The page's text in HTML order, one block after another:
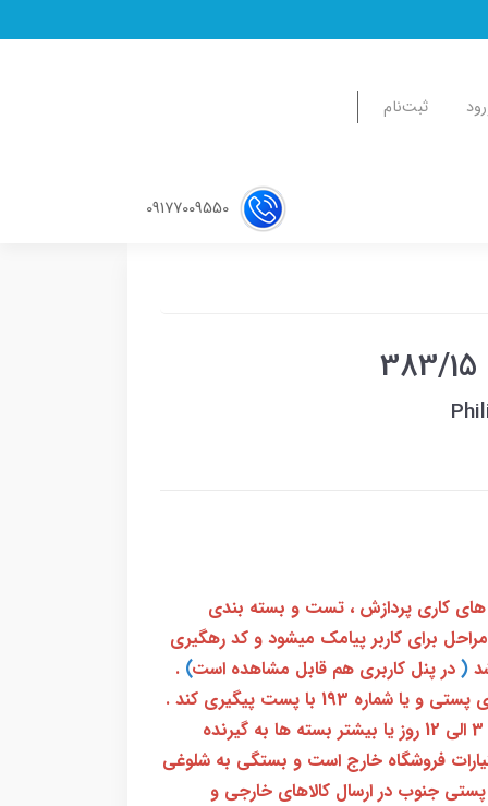
ثبت‌نام
های کاری پردازش ، تست و بسته بندی
برای کاربر پیامک میشود و کد رهگیری
( در پنل کاربری هم قابل مشاهده است)
.
بعد از آن کاربر فقط باید از طریق سامانه رهگیری پستی و یا شماره 193 با پست پیگیری کند .
بعد از دریافت کدرهگیری 24 رقمی معمولا بین 3 الی 12 روز یا بیشتر بسته ها به گیرنده
فروشگاه خارج است و بستگی به شلوغی
جنوب در ارسال کالاهای خارجی و